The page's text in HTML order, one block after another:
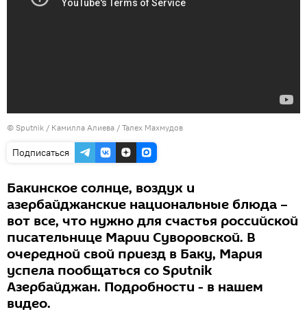
© Sputnik / Камилла Алиева / Талех Махмудов
Подписаться
Бакинское солнце, воздух и
азербайджанские национальные блюда –
вот все, что нужно для счастья российской
писательнице Марии Суворовской. В
очередной свой приезд в Баку, Мария
успела пообщаться со Sputnik
Азербайджан. Подробности - в нашем
видео.